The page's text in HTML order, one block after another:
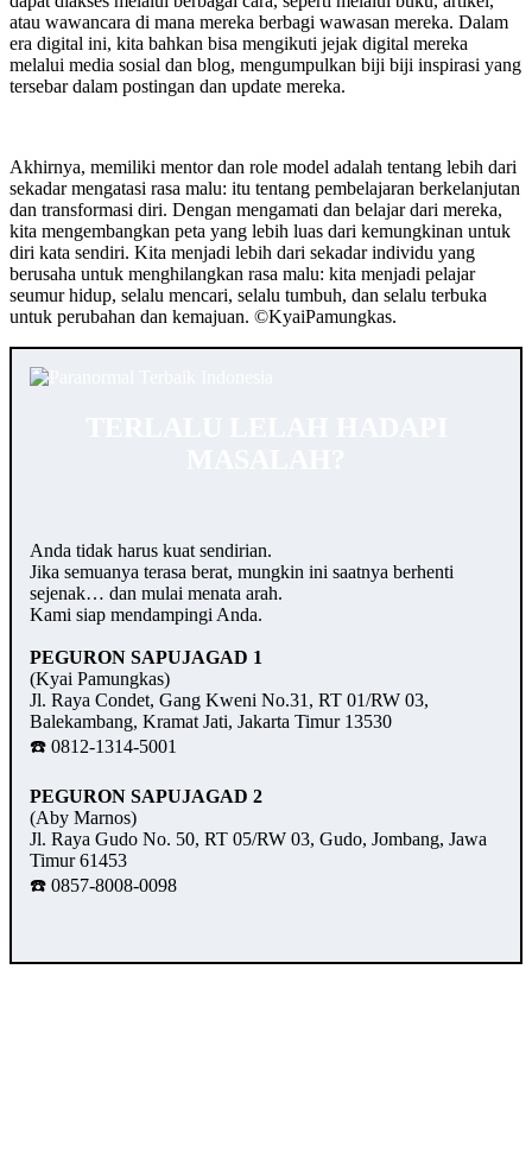
atau wawancara di mana mereka berbagi wawasan mereka. Dalam
era digital ini, kita bahkan bisa mengikuti jejak digital mereka
melalui media sosial dan blog, mengumpulkan biji biji inspirasi yang
tersebar dalam postingan dan update mereka.
Akhirnya, memiliki mentor dan role model adalah tentang lebih dari
sekadar mengatasi rasa malu: itu tentang pembelajaran berkelanjutan
dan transformasi diri. Dengan mengamati dan belajar dari mereka,
kita mengembangkan peta yang lebih luas dari kemungkinan untuk
diri kata sendiri. Kita menjadi lebih dari sekadar individu yang
berusaha untuk menghilangkan rasa malu: kita menjadi pelajar
seumur hidup, selalu mencari, selalu tumbuh, dan selalu terbuka
untuk perubahan dan kemajuan. ©️KyaiPamungkas.
Anda tidak harus kuat sendirian.
Jika semuanya terasa berat, mungkin ini saatnya berhenti
sejenak… dan mulai menata arah.
Kami siap mendampingi Anda.
PEGURON SAPUJAGAD 1
(Kyai Pamungkas)
Jl. Raya Condet, Gang Kweni No.31, RT 01/RW 03,
Balekambang, Kramat Jati, Jakarta Timur 13530
☎️ 0812-1314-5001
PEGURON SAPUJAGAD 2
(Aby Marnos)
Jl. Raya Gudo No. 50, RT 05/RW 03, Gudo, Jombang, Jawa
Timur 61453
☎️ 0857-8008-0098